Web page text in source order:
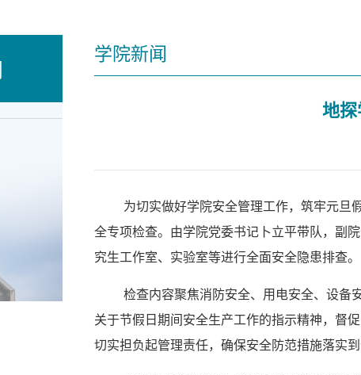
学院新闻
地
为切实做好学院安全管理工作，筑牢元旦
全专项检查。 由学院党委书记卜立平带队，副院
究生工作室、实验室等进行全面安全隐患排查。
检查内容聚焦消防安全、用电安全、设备
关于节假日期间安全生产工作的指示精神， 督
切实担负起管理责任，确保安全防范措施落实到